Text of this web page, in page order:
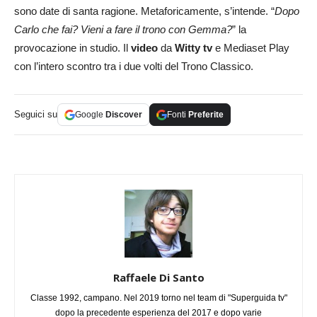
sono date di santa ragione. Metaforicamente, s’intende. “Dopo
Carlo che fai? Vieni a fare il trono con Gemma?” la
provocazione in studio. Il video daWitty tve Mediaset Play
con l’intero scontro tra i due volti del Trono Classico.
Seguici su Google Discover Fonti Preferite
Raffaele Di Santo
Classe 1992, campano. Nel 2019 torno nel team di "Superguida tv"
dopo la precedente esperienza del 2017 e dopo varie